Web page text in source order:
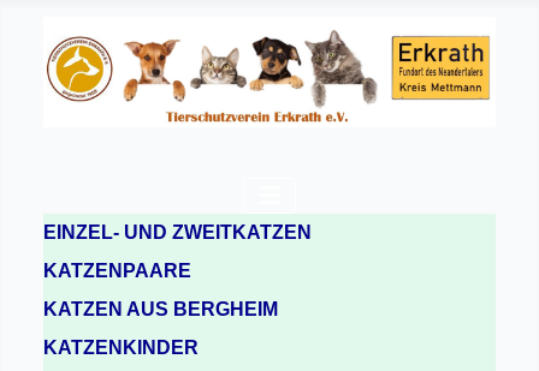
EINZEL- UND ZWEITKATZEN
KATZENPAARE
KATZEN AUS BERGHEIM
KATZENKINDER